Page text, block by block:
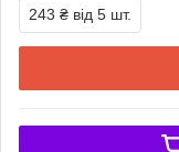
243 ₴ від 5 шт.